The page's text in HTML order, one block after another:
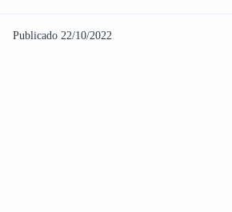
Publicado 22/10/2022